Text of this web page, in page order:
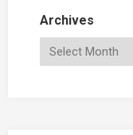
Archives